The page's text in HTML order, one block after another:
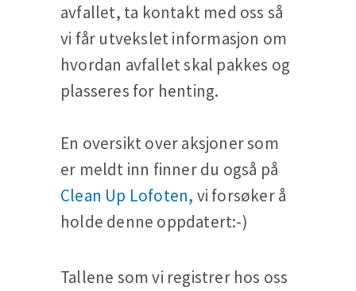
avfallet, ta kontakt med oss så
vi får utvekslet informasjon om
hvordan avfallet skal pakkes og
plasseres for henting.
En oversikt over aksjoner som
er meldt inn finner du også på
Clean Up Lofoten, vi forsøker å
holde denne oppdatert:-)
Tallene som vi registrer hos oss